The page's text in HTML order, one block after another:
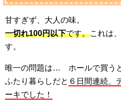
甘すぎず、大人の味。
一切れ100円以下です。これは
す。
唯一の問題は… ホールで買うと
ふたり暮らしだと ６日間連続、
ーキでした！